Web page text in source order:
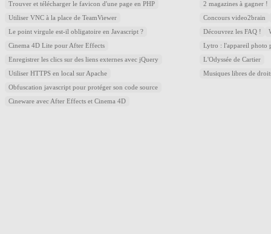
Trouver et télécharger le favicon d'une page en PHP
Utiliser VNC à la place de TeamViewer
Le point virgule est-il obligatoire en Javascript ?
Cinema 4D Lite pour After Effects
Enregistrer les clics sur des liens externes avec jQuery
Utiliser HTTPS en local sur Apache
Obfuscation javascript pour protéger son code source
Cineware avec After Effects et Cinema 4D
2 magazines à gagner !
Concours video2brain
Découvrez les FAQ !
Lytro : l'appareil photo
L'Odyssée de Cartier
Musiques libres de